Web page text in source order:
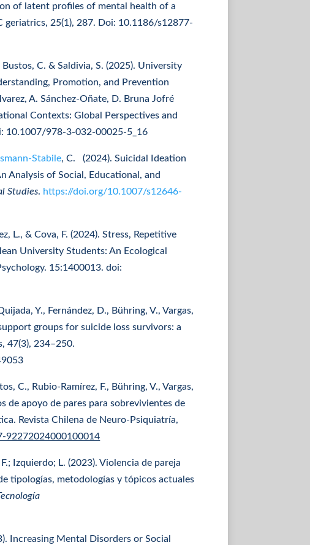
of latent profiles of mental health of a
geriatrics, 25(1), 287. Doi: 10.1186/s12877-
Bustos, C. & Saldivia, S. (2025). University
Promotion, and Prevention
A. Sánchez-Oñate, D. Bruna Jofré
Contexts: Global Perspectives and
10.1007/978-3-032-00025-5_16
Stabile, C. (2024). Suicidal Ideation
Analysis of Social, Educational, and
Studies. https://doi.org/10.1007/s12646-
L., & Cova, F. (2024). Stress, Repetitive
University Students: An Ecological
15:1400013. doi:
Y., Fernández, D., Bühring, V., Vargas,
groups for suicide loss survivors: a
47(3), 234–250.
C., Rubio-Ramírez, F., Bühring, V., Vargas,
de apoyo de pares para sobrevivientes de
Revista Chilena de Neuro-Psiquiatría,
92272024000100014
Izquierdo; L. (2023). Violencia de pareja
tipologías, metodologías y tópicos actuales
Increasing Mental Disorders or Social